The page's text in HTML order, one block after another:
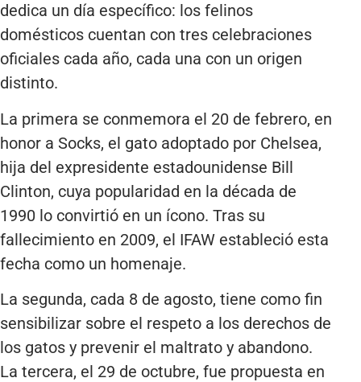
dedica un día específico: los felinos
domésticos cuentan con tres celebraciones
oficiales cada año, cada una con un origen
distinto.
La primera se conmemora el 20 de febrero, en
honor a Socks, el gato adoptado por Chelsea,
hija del expresidente estadounidense Bill
Clinton, cuya popularidad en la década de
1990 lo convirtió en un ícono. Tras su
fallecimiento en 2009, el IFAW estableció esta
fecha como un homenaje.
La segunda, cada 8 de agosto, tiene como fin
sensibilizar sobre el respeto a los derechos de
los gatos y prevenir el maltrato y abandono.
La tercera, el 29 de octubre, fue propuesta en